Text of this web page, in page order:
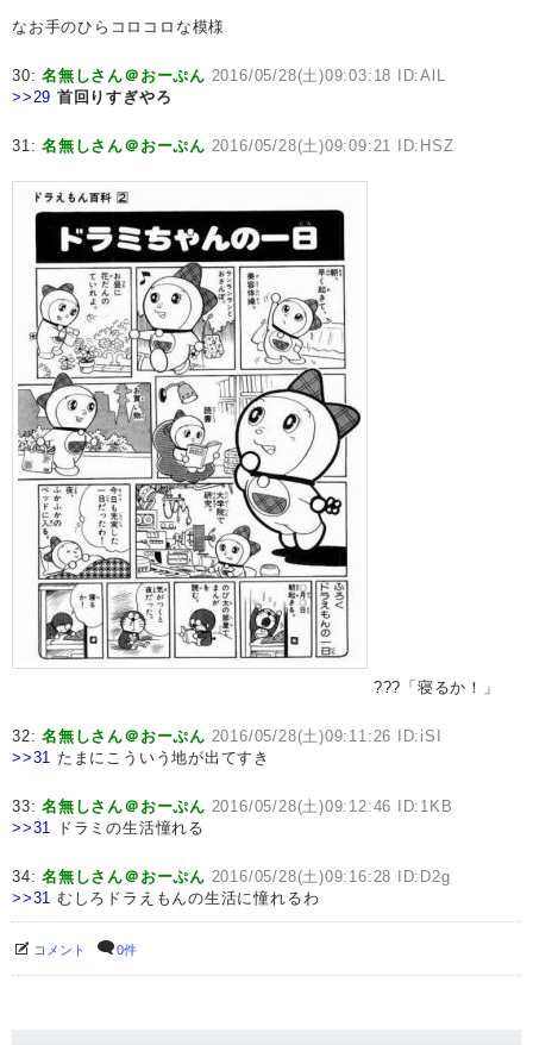
なお手のひらコロコロな模様
30:名無しさん＠おーぷん 2016/05/28(土)09:03:18 ID:AlL
>>29 首回りすぎやろ
31:名無しさん＠おーぷん 2016/05/28(土)09:09:21 ID:HSZ
???「寝るか！」
32:名無しさん＠おーぷん 2016/05/28(土)09:11:26 ID:iSI
>>31 たまにこういう地が出てすき
33:名無しさん＠おーぷん 2016/05/28(土)09:12:46 ID:1KB
>>31 ドラミの生活憧れる
34:名無しさん＠おーぷん 2016/05/28(土)09:16:28 ID:D2g
>>31 むしろドラえもんの生活に憧れるわ
コメント 0件